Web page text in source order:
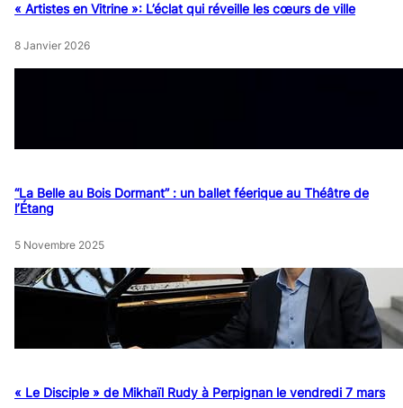
« Artistes en Vitrine »: L’éclat qui réveille les cœurs de ville
8 Janvier 2026
“La Belle au Bois Dormant” : un ballet féerique au Théâtre de
l’Étang
5 Novembre 2025
« Le Disciple » de Mikhaïl Rudy à Perpignan le vendredi 7 mars